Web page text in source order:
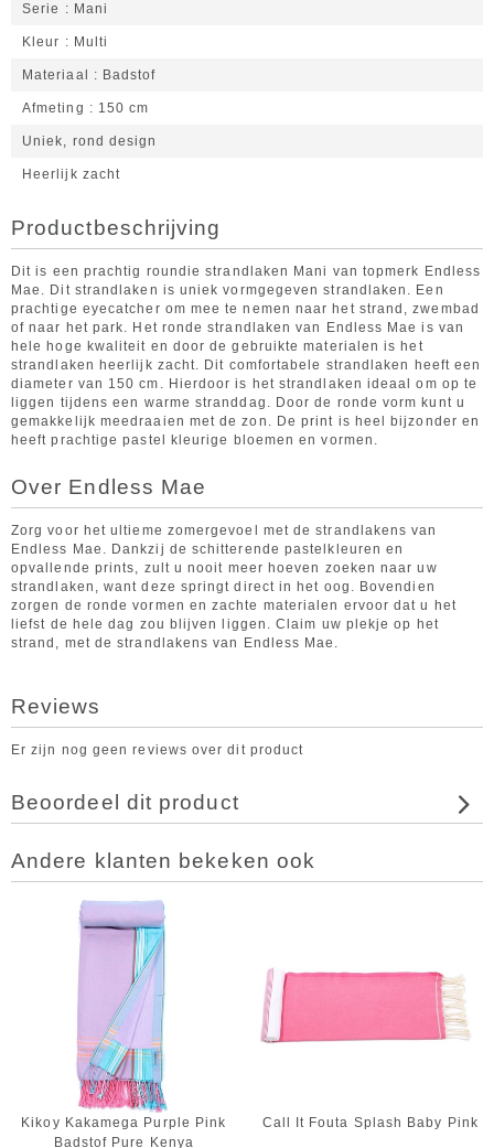
Serie Mani
Kleur Multi
Materiaal Badstof
Afmeting 150 cm
Uniek, rond design
Heerlijk zacht
Productbeschrijving
Dit is een prachtig roundie strandlaken Mani van topmerk Endless
Mae. Dit strandlaken is uniek vormgegeven strandlaken. Een
prachtige eyecatcher om mee te nemen naar het strand, zwembad
of naar het park. Het ronde strandlaken van Endless Mae is van
hele hoge kwaliteit en door de gebruikte materialen is het
strandlaken heerlijk zacht. Dit comfortabele strandlaken heeft een
diameter van 150 cm. Hierdoor is het strandlaken ideaal om op te
liggen tijdens een warme stranddag. Door de ronde vorm kunt u
gemakkelijk meedraaien met de zon. De print is heel bijzonder en
heeft prachtige pastel kleurige bloemen en vormen.
Over Endless Mae
Zorg voor het ultieme zomergevoel met de strandlakens van
Endless Mae. Dankzij de schitterende pastelkleuren en
opvallende prints, zult u nooit meer hoeven zoeken naar uw
strandlaken, want deze springt direct in het oog. Bovendien
zorgen de ronde vormen en zachte materialen ervoor dat u het
liefst de hele dag zou blijven liggen. Claim uw plekje op het
strand, met de strandlakens van Endless Mae.
Reviews
Er zijn nog geen reviews over dit product
Beoordeel dit product
Andere klanten bekeken ook
Kikoy Kakamega Purple Pink
Badstof Pure Kenya
Call It Fouta Splash Baby Pink